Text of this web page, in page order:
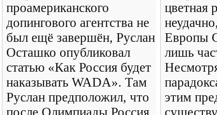
проамериканского
допингового агентства не
был ещё завершён, Руслан
Осташко опубликовал
статью «Как Россия будет
наказывать WADA». Там
Руслан предположил, что
после Олимпиады Россия
цветная
Европы
лишь
этим